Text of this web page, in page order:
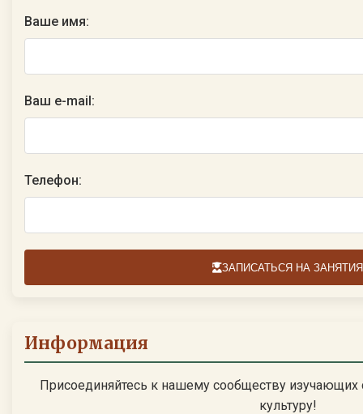
Ваше имя:
Ваш e-mail:
Телефон:
ЗАПИСАТЬСЯ НА ЗАНЯТИЯ
Информация
Присоединяйтесь к нашему сообществу изучающих
культуру!